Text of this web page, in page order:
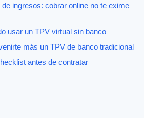
ingresos: cobrar online no te exime
usar un TPV virtual sin banco
más un TPV de banco tradicional
antes de contratar